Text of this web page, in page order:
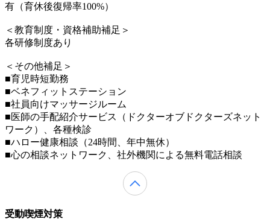
有（育休後復帰率100%）
＜教育制度・資格補助補足＞
各研修制度あり
＜その他補足＞
■育児時短勤務
■ベネフィットステーション
■社員向けマッサージルーム
■医師の手配紹介サービス（ドクターオブドクターズネット
ワーク）、各種検診
■ハロー健康相談（24時間、年中無休）
■心の相談ネットワーク、社外機関による無料電話相談
受動喫煙対策